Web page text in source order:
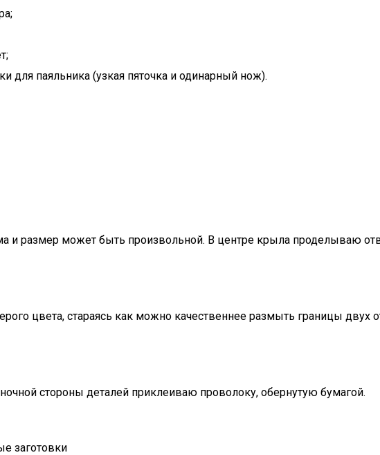
для паяльника (узкая пяточка и одинарный нож).
размер может быть произвольной. В центре крыла проделываю
цвета, стараясь как можно качественнее размыть границы двух
стороны деталей приклеиваю проволоку, обернутую бумагой.
заготовки